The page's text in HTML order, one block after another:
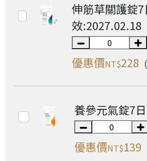
伸筋草關護錠
效:2027.02.18
優惠價NT$228
養參元氣錠7
優惠價NT$139